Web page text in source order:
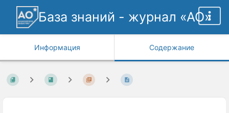
База знаний - журнал «АО»
Информация Содержание